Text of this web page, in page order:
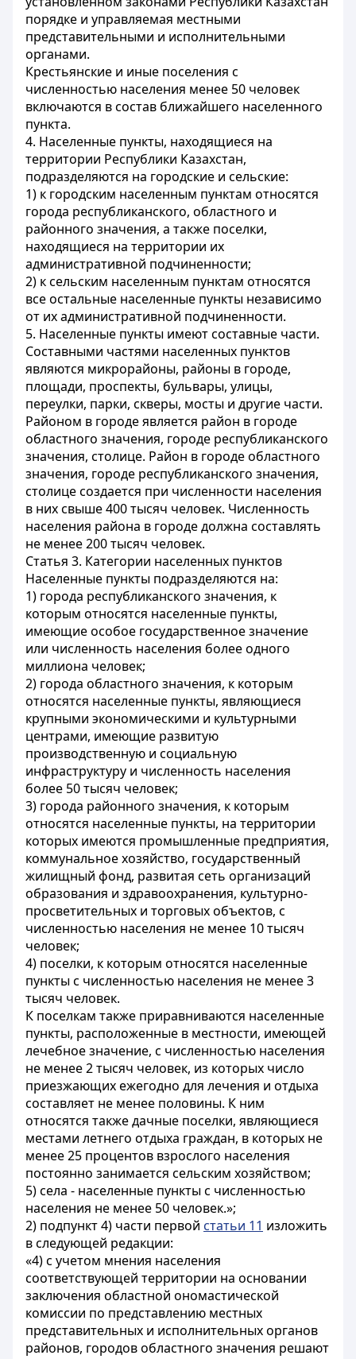
порядке и управляемая местными
представительными и исполнительными
органами.
Крестьянские и иные поселения с
численностью населения менее 50 человек
включаются в состав ближайшего населенного
пункта.
4. Населенные пункты, находящиеся на
территории Республики Казахстан,
подразделяются на городские и сельские:
1) к городским населенным пунктам относятся
города республиканского, областного и
районного значения, а также поселки,
находящиеся на территории их
административной подчиненности;
2) к сельским населенным пунктам относятся
все остальные населенные пункты независимо
от их административной подчиненности.
5. Населенные пункты имеют составные части.
Составными частями населенных пунктов
являются микрорайоны, районы в городе,
площади, проспекты, бульвары, улицы,
переулки, парки, скверы, мосты и другие части.
Районом в городе является район в городе
областного значения, городе республиканского
значения, столице. Район в городе областного
значения, городе республиканского значения,
столице создается при численности населения
в них свыше 400 тысяч человек. Численность
населения района в городе должна составлять
не менее 200 тысяч человек.
Статья 3. Категории населенных пунктов
Населенные пункты подразделяются на:
1) города республиканского значения, к
которым относятся населенные пункты,
имеющие особое государственное значение
или численность населения более одного
миллиона человек;
2) города областного значения, к которым
относятся населенные пункты, являющиеся
крупными экономическими и культурными
центрами, имеющие развитую
производственную и социальную
инфраструктуру и численность населения
более 50 тысяч человек;
3) города районного значения, к которым
относятся населенные пункты, на территории
которых имеются промышленные предприятия,
коммунальное хозяйство, государственный
жилищный фонд, развитая сеть организаций
образования и здравоохранения, культурно-
просветительных и торговых объектов, с
численностью населения не менее 10 тысяч
человек;
4) поселки, к которым относятся населенные
пункты с численностью населения не менее 3
тысяч человек.
К поселкам также приравниваются населенные
пункты, расположенные в местности, имеющей
лечебное значение, с численностью населения
не менее 2 тысяч человек, из которых число
приезжающих ежегодно для лечения и отдыха
составляет не менее половины. К ним
относятся также дачные поселки, являющиеся
местами летнего отдыха граждан, в которых не
менее 25 процентов взрослого населения
постоянно занимается сельским хозяйством;
5) села - населенные пункты с численностью
населения не менее 50 человек.»;
2) подпункт 4) части первой статьи 11 изложить
в следующей редакции:
«4) с учетом мнения населения
соответствующей территории на основании
заключения областной ономастической
комиссии по представлению местных
представительных и исполнительных органов
районов, городов областного значения решают